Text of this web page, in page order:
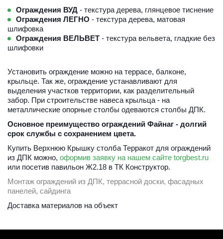
Ограждения ВУД - текстура дерева, глянцевое тиснение
Ограждения ЛЕГНО - текстура дерева, матовая
шлифовка
Ограждения ВЕЛЬВЕТ - текстура вельвета, гладкие без
шлифовки
Установить ограждение можно на террасе, балконе,
крыльце. Так же, ограждение устанавливают для
выделения участков территории, как разделительный
забор. При строительстве навеса крыльца - на
металлические опорные столбы одеваются столбы ДПК.
Основное преимущество ограждений Файнаг - долгий
срок службы с сохранением цвета.
Купить Верхнюю Крышку столба Терракот для ограждений
из ДПК можно, оформив заявку на нашем сайте torgbest.ru
или посетив павильон Ж2.18 в ТК Конструктор.
Монтаж ограждений из ДПК, террасной доски, фасадных
панелей, сайдинга
Доставка материалов на объект